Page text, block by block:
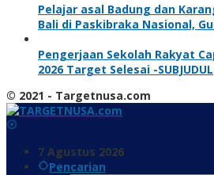
Pelajar asal Badung dan
Bali di Paskibraka Nasional,
Pengerjaan Sekolah Rakyat
2026 Target Selesai -SUBJUDUL
© 2021 - Targetnusa.com
7 Agustus 2026
Pencarian